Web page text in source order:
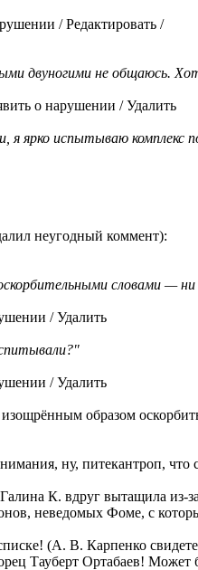
/ Редактировать /
двуногими не общаюсь.
о нарушении / Удалить
ярко испытываю комплекс
неугодный коммент):
словами —
/ Удалить
/ Удалить
образом
ну, питекантроп, что
К. вдруг вытащила
неведомых Фоме, с
(А. В. Карпенко
Тауберт Ортабаев! Может